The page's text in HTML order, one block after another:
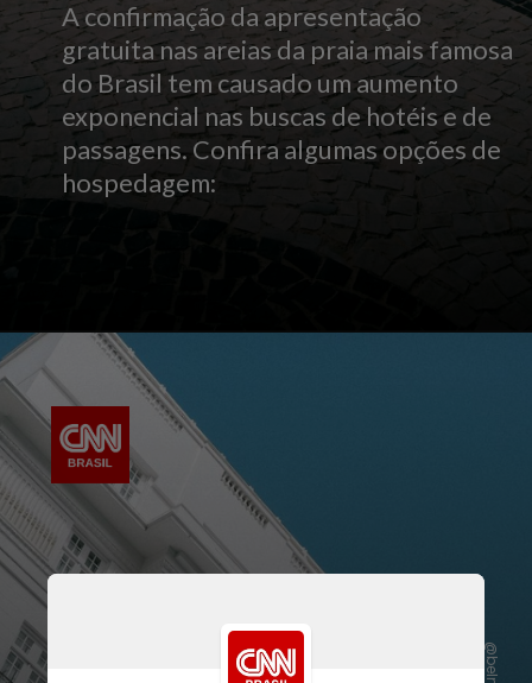
A confirmação da apresentação
gratuita nas areias da praia mais famosa
do Brasil tem causado um aumento
exponencial nas buscas de hotéis e de
passagens. Confira algumas opções de
hospedagem: